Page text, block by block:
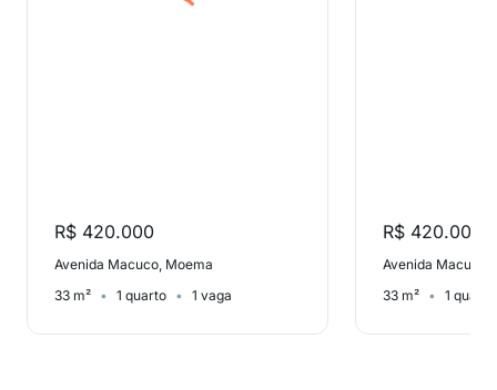
R$ 420.000
Avenida Macuco, Moema
33 m²
1 quarto 1 vaga
R$ 420.000
Avenida Macuco,
33 m²
1 quarto